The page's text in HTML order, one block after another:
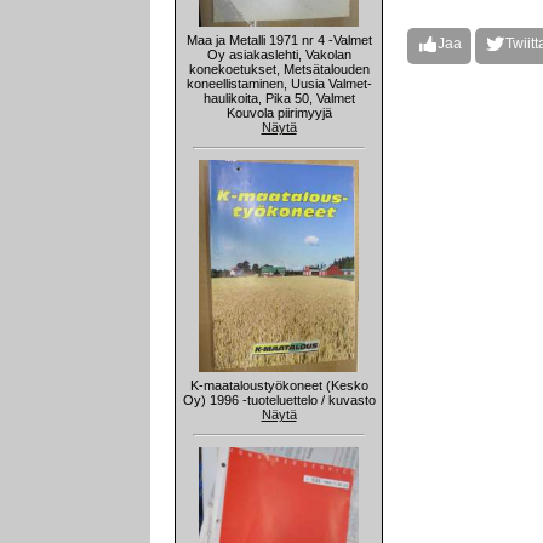
Maa ja Metalli 1971 nr 4 -Valmet
Oy asiakaslehti, Vakolan
konekoetukset, Metsätalouden
koneellistaminen, Uusia Valmet-
haulikoita, Pika 50, Valmet
Kouvola piirimyyjä
Näytä
K-maataloustyökoneet (Kesko
Oy) 1996 -tuoteluettelo / kuvasto
Näytä
Jaa